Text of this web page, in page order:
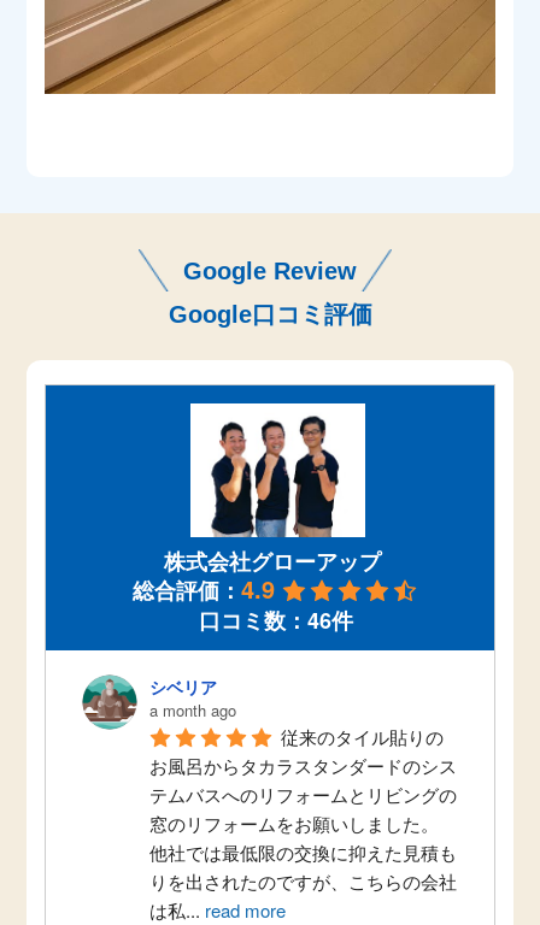
Google Review
Google口コミ評価
株式会社グローアップ
総合評価： 4.9
口コミ数：46件
シベリア
a month ago
従来のタイル貼りの
お風呂からタカラスタンダードのシス
テムバスへのリフォームとリビングの
窓のリフォームをお願いしました。
他社では最低限の交換に抑えた見積も
りを出されたのですが、こちらの会社
は私... read more